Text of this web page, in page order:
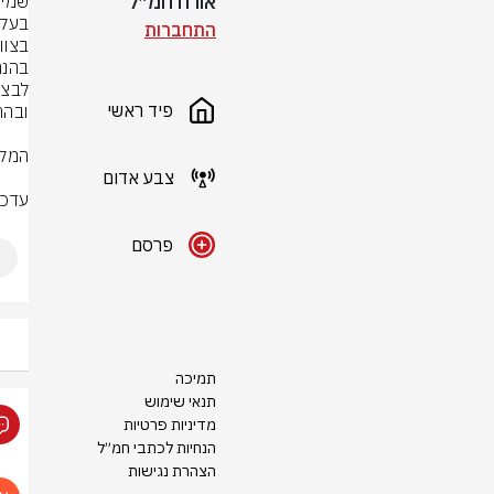
התחברות
פיד ראשי
צבע אדום
פרסם
תמיכה
תנאי שימוש
מדיניות פרטיות
הנחיות לכתבי חמ״ל
הצהרת נגישות